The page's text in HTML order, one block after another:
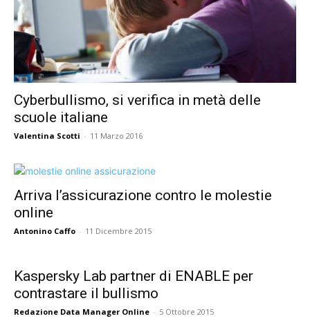
Cyberbullismo, si verifica in metà delle
scuole italiane
Valentina Scotti - 11 Marzo 2016
Arriva l’assicurazione contro le molestie
online
Antonino Caffo - 11 Dicembre 2015
Kaspersky Lab partner di ENABLE per
contrastare il bullismo
Redazione Data Manager Online - 5 Ottobre 2015